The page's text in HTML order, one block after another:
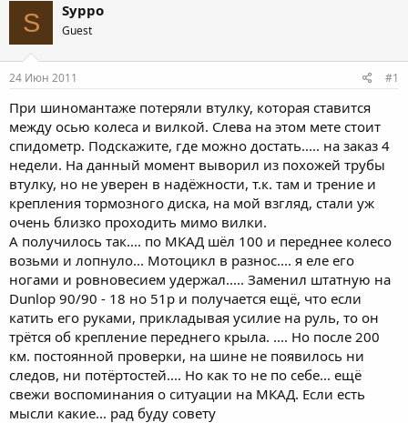
S Syppo
Guest
24 Июн 2011 #1
При шиномантаже потеряли втулку, которая ставится
между осью колеса и вилкой. Слева на этом мете стоит
спидометр. Подскажите, где можно достать..... на заказ 4
недели. На данный момент выворил из похожей трубы
втулку, но не уверен в надёжности, т.к. там и трение и
крепления тормозного диска, на мой взгляд, стали уж
очень близко проходить мимо вилки.
А получилось так.... по МКАД шёл 100 и переднее колесо
возьми и лопнуло... Мотоцикл в разнос.... я еле его
ногами и ровновесием удержал..... Заменил штатную на
Dunlop 90/90 - 18 но 51p и получается ещё, что если
катить его руками, прикладывая усилие на руль, то он
трётся об крепление переднего крыла. .... Но после 200
км. постоянной проверки, на шине не появилось ни
следов, ни потёртостей.... Но как то не по себе... ещё
свежи воспоминания о ситуации на МКАД. Если есть
мысли какие... рад буду совету